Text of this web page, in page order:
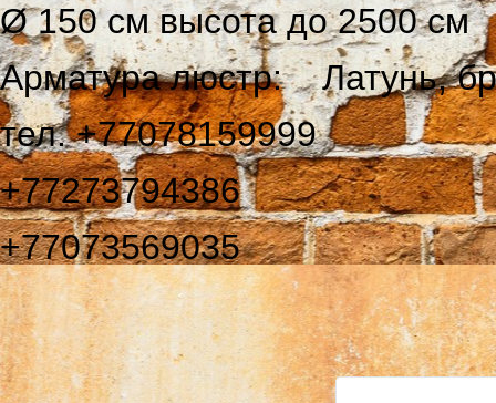
Ø 150 см высота до 2500 см
Арматура люстр: Латунь,
тел. +77078159999
+77273794386
+77073569035